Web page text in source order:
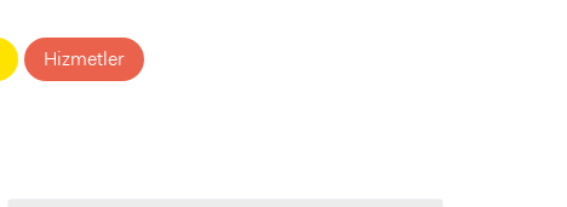
Hizmetler